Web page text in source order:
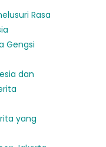
Rasa
Gengsi
dan
yang